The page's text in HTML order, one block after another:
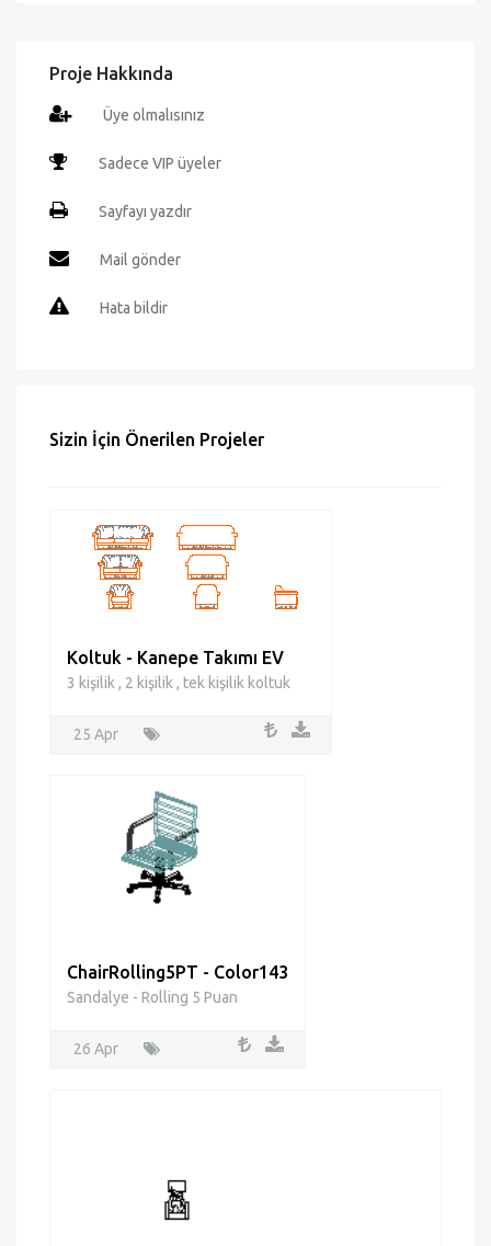
Proje Hakkında
Üye olmalısınız
Sadece VIP üyeler
Sayfayı yazdır
Mail gönder
Hata bildir
Sizin İçin Önerilen Projeler
Koltuk - Kanepe Takımı EV
3 kişilik , 2 kişilik , tek kişilik koltuk
25 Apr
ChairRolling5PT - Color143
Sandalye - Rolling 5 Puan
26 Apr